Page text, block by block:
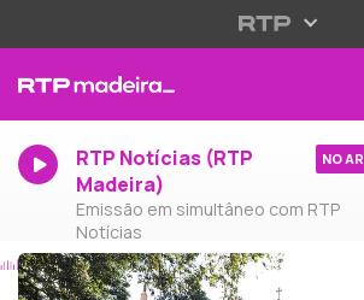
RTP Notícias (RTP
Madeira)
Emissão em simultâneo com RTP
Notícias
NO AR